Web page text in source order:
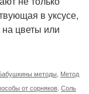
в уксусе,
на цветы или
методы Метод
от сорняков Соль